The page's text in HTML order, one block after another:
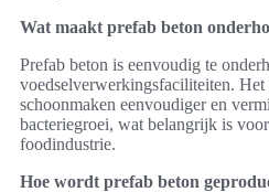
Wat maakt prefab beton
Prefab beton is eenvoudig te
voedselverwerkingsfaciliteiten.
schoonmaken eenvoudiger en
bacteriegroei, wat belangrijk is
foodindustrie.
Hoe wordt prefab beton